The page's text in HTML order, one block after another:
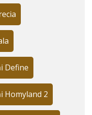
Define
Homyland 2